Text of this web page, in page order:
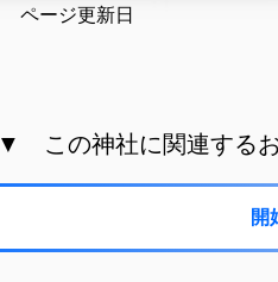
​ページ更新日
▼ この神社に関連する
開